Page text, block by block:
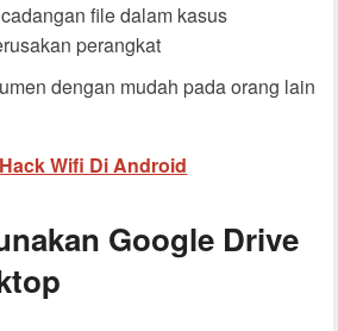
file dalam kasus
perangkat
dengan mudah pada orang lain
Wifi Di Android
Google Drive